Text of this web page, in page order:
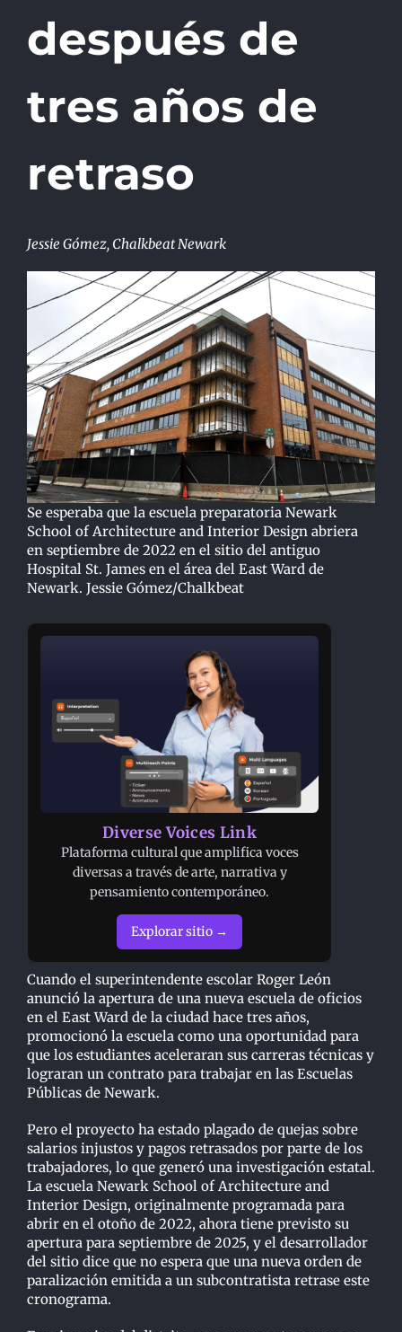
después de
tres años de
retraso
Jessie Gómez, Chalkbeat Newark
Se esperaba que la escuela preparatoria Newark
School of Architecture and Interior Design abriera
en septiembre de 2022 en el sitio del antiguo
Hospital St. James en el área del East Ward de
Newark. Jessie Gómez/Chalkbeat
Diverse Voices Link
Plataforma cultural que amplifica voces
diversas a través de arte, narrativa y
pensamiento contemporáneo.
Explorar sitio →
Cuando el superintendente escolar Roger León
anunció la apertura de una nueva escuela de oficios
en el East Ward de la ciudad hace tres años,
promocionó la escuela como una oportunidad para
que los estudiantes aceleraran sus carreras técnicas y
lograran un contrato para trabajar en las Escuelas
Públicas de Newark.
Pero el proyecto ha estado plagado de quejas sobre
salarios injustos y pagos retrasados por parte de los
trabajadores, lo que generó una investigación estatal.
La escuela Newark School of Architecture and
Interior Design, originalmente programada para
abrir en el otoño de 2022, ahora tiene previsto su
apertura para septiembre de 2025, y el desarrollador
del sitio dice que no espera que una nueva orden de
paralización emitida a un subcontratista retrase este
cronograma.